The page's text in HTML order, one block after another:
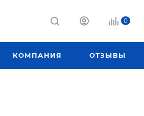
0
КОМПАНИЯ ОТЗЫВЫ